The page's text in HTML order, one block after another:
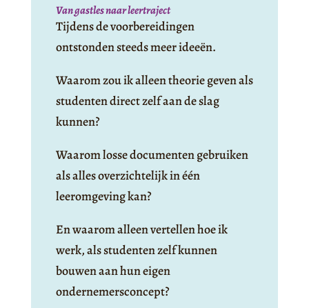
Van gastles naar leertraject
Tijdens de voorbereidingen
ontstonden steeds meer ideeën.
Waarom zou ik alleen theorie geven als
studenten direct zelf aan de slag
kunnen?
Waarom losse documenten gebruiken
als alles overzichtelijk in één
leeromgeving kan?
En waarom alleen vertellen hoe ik
werk, als studenten zelf kunnen
bouwen aan hun eigen
ondernemersconcept?